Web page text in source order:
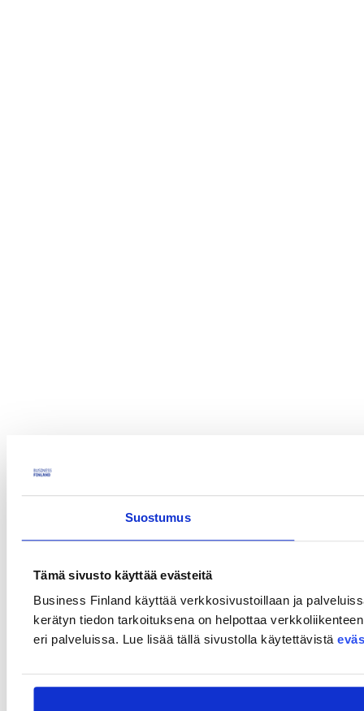
Suostumus
Tämä sivusto käyttää evästeitä
Business Finland käyttää verkkosivustoillaan ja
kerätyn tiedon tarkoituksena on helpottaa
eri palveluissa. Lue lisää tällä sivustolla käytettävistä